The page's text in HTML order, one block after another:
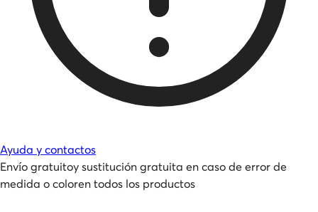
Ayuda y contactos
Envío gratuitoysustitución gratuita en caso de error de
medida o coloren todos los productos